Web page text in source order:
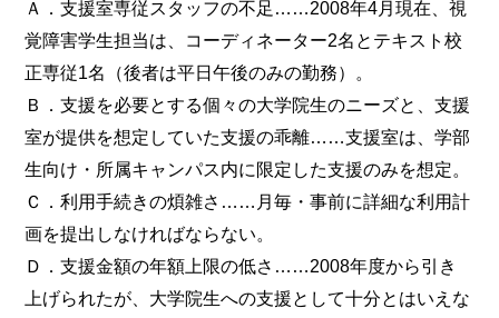
Ａ．支援室専従スタッフの不足……2008年4月現在、視
覚障害学生担当は、コーディネーター2名とテキスト校
正専従1名（後者は平日午後のみの勤務）。
Ｂ．支援を必要とする個々の大学院生のニーズと、支援
室が提供を想定していた支援の乖離……支援室は、学部
生向け・所属キャンパス内に限定した支援のみを想定。
Ｃ．利用手続きの煩雑さ……月毎・事前に詳細な利用計
画を提出しなければならない。
Ｄ．支援金額の年額上限の低さ……2008年度から引き
上げられたが、大学院生への支援として十分とはいえな